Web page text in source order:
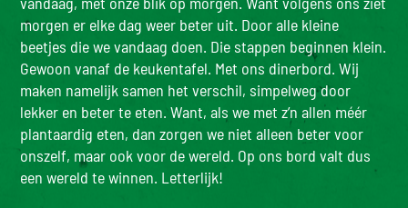
morgen er elke dag weer beter uit. Door alle kleine
beetjes die we vandaag doen. Die stappen beginnen klein.
Gewoon vanaf de keukentafel. Met ons dinerbord. Wij
maken namelijk samen het verschil, simpelweg door
lekker en beter te eten. Want, als we met z’n allen méér
plantaardig eten, dan zorgen we niet alleen beter voor
onszelf, maar ook voor de wereld. Op ons bord valt dus
een wereld te winnen. Letterlijk!